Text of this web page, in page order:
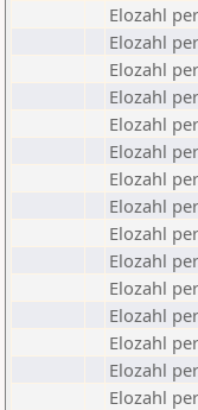
Elozahl
Elozahl
Elozahl
Elozahl
Elozahl
Elozahl
Elozahl
Elozahl
Elozahl
Elozahl
Elozahl
Elozahl
Elozahl
Elozahl
Elozahl